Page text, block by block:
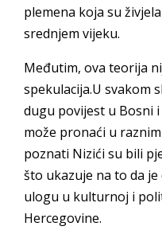
plemena koja su
srednjem vijeku.
Međutim, ova teorija
spekulacija.U svakom
dugu povijest u Bosni
može pronaći u
poznati Nizići su bili
što ukazuje na to da
ulogu u kulturnoj i
Hercegovine.